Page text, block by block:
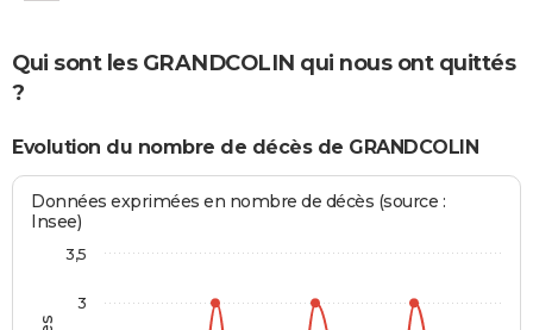
Qui sont les GRANDCOLIN qui nous ont quittés
?
Evolution du nombre de décès de GRANDCOLIN
Données exprimées en nombre de décès (source :
Insee)
3
3,5